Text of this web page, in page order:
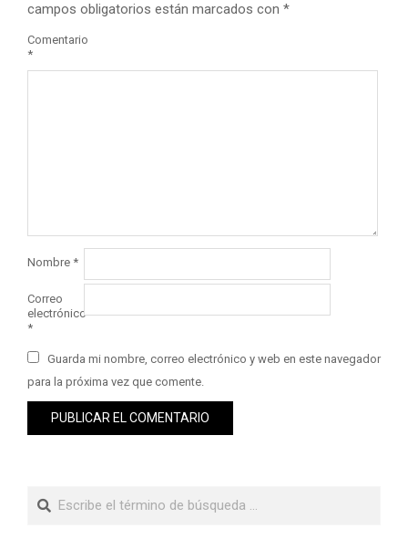
campos obligatorios están marcados con *
Comentario
*
Nombre *
Correo
electrónico
*
Guarda mi nombre, correo electrónico y web en este navegador
para la próxima vez que comente.